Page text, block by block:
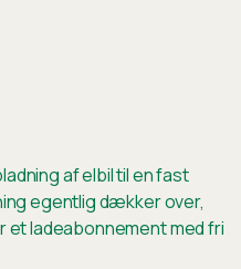
af elbil til en fast
egentlig dækker over,
et ladeabonnement med fri